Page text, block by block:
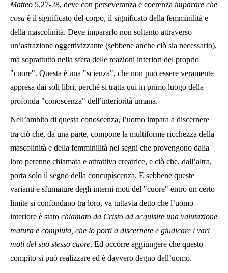
Matteo 5,27-28, deve con perseveranza e coerenza imparare che
cosa è il significato del corpo, il significato della femminilità e
della mascolinità. Deve impararlo non soltanto attraverso
un’astrazione oggettivizzante (sebbene anche ciò sia necessario),
ma soprattutto nella sfera delle reazioni interiori del proprio
"cuore". Questa è una "scienza", che non può essere veramente
appresa dai soli libri, perché si tratta qui in primo luogo della
profonda "conoscenza" dell’interiorità umana.
Nell’ambito di questa conoscenza, l’uomo impara a discernere
tra ciò che, da una parte, compone la multiforme ricchezza della
mascolinità e della femminilità nei segni che provengono dalla
loro perenne chiamata e attrattiva creatrice, e ciò che, dall’altra,
porta solo il segno della concupiscenza. E sebbene queste
varianti e sfumature degli interni moti del "cuore" entro un certo
limite si confondano tra loro, va tuttavia detto che l’uomo
interiore è stato chiamato da Cristo ad acquisire una valutazione
matura e compiuta, che lo porti a discernere e giudicare i vari
moti del suo stesso cuore. Ed occorre aggiungere che questo
compito si può realizzare ed è davvero degno dell’uomo.